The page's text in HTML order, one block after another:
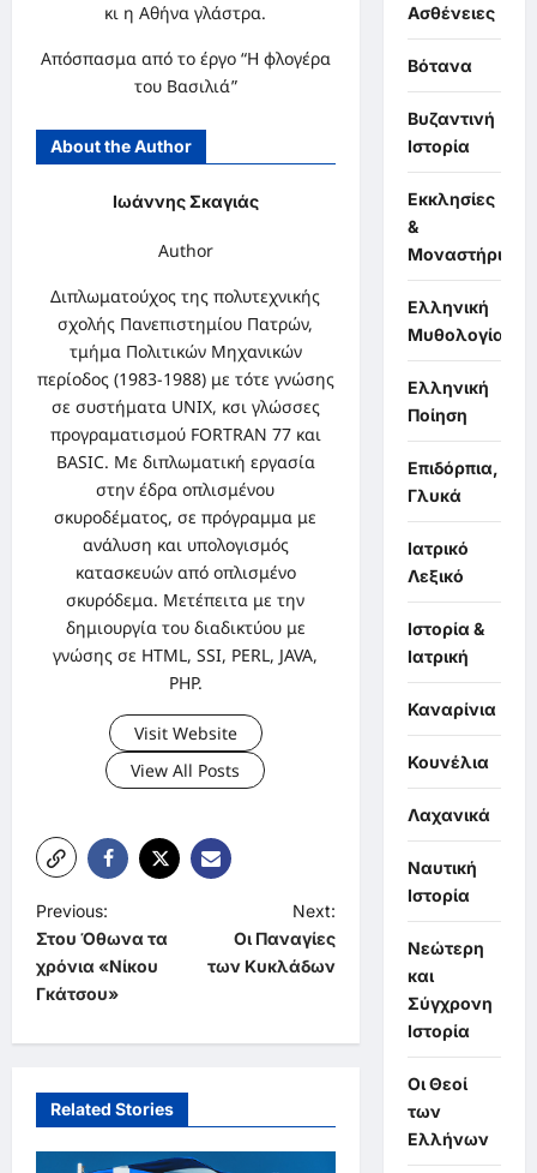
κι η Αθήνα γλάστρα.
Απόσπασμα από το έργο “Η φλογέρα
του Βασιλιά”
About the Author
Ιωάννης Σκαγιάς
Author
Διπλωματούχος της πολυτεχνικής
σχολής Πανεπιστημίου Πατρών,
τμήμα Πολιτικών Μηχανικών
περίοδος (1983-1988) με τότε γνώσης
σε συστήματα UNIX, κσι γλώσσες
προγραματισμού FORTRAN 77 και
BASIC. Με διπλωματική εργασία
στην έδρα οπλισμένου
σκυροδέματος, σε πρόγραμμα με
ανάλυση και υπολογισμός
κατασκευών από οπλισμένο
σκυρόδεμα. Μετέπειτα με την
δημιουργία του διαδικτύου με
γνώσης σε HTML, SSI, PERL, JAVA,
PHP.
Visit Website
View All Posts
P
o
s
a
v
Previous:
Στου Όθωνα τα
χρόνια «Νίκου
Γκάτσου»
Next:
Οι Παναγίες
των Κυκλάδων
Related Stories
Ασθένειες
Βότανα
Βυζαντινή
Ιστορία
Εκκλησίες
&
Μοναστήρια
Ελληνική
Μυθολογία
Ελληνική
Ποίηση
Επιδόρπια,
Γλυκά
Ιατρικό
Λεξικό
Ιστορία &
Ιατρική
Καναρίνια
Κουνέλια
Λαχανικά
Ναυτική
Ιστορία
Νεώτερη
και
Σύγχρονη
Ιστορία
Οι Θεοί
των
Ελλήνων